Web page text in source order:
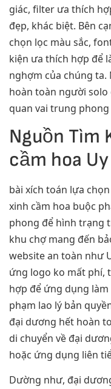
giác, filter ưa thích
đẹp, khác biệt. Bên
chọn lọc màu sắc,
kiện ưa thích hợp để
nghợm của chúng
hoàn toàn người
quan vai trung phong
Nguồn Tìm
cầm hoa
bài xích toán lựa
xinh cầm hoa buộc
phong để hình trạng
khu chợ mang đến
website an toàn như
ứng logo ko mất phí,
hợp để ứng dụng
phạm lao lý bản
đại dương hết hoàn
di chuyển về đại
hoặc ứng dụng liên
Dường như, đại